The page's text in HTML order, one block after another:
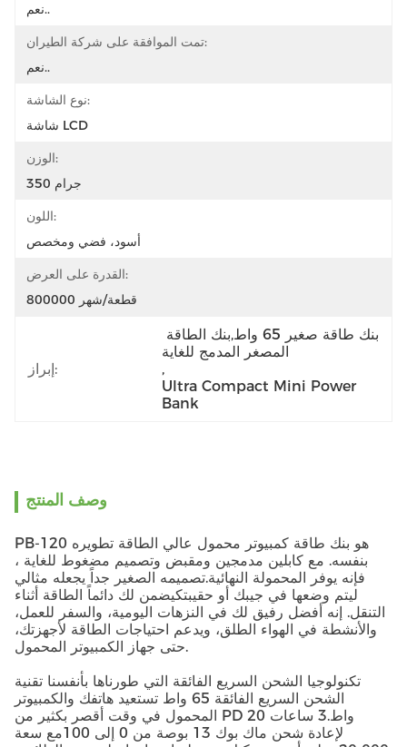
نعم..
تمت الموافقة على شركة الطيران:
نعم..
نوع الشاشة:
شاشة LCD
الوزن:
350 جرام
اللون:
أسود، فضي ومخصص
القدرة على العرض:
800000 قطعة/شهر
إبراز:
المصغر المدمج للغاية
,
Ultra Compact Mini Power
Bank
وصف المنتج
PB-120 هو بنك طاقة كمبيوتر محمول عالي الطاقة تطويره
بنفسه. مع كابلين مدمجين ومقبض وتصميم مضغوط للغاية ،
فإنه يوفر المحمولة النهائية.تصميمه الصغير جداً يجعله مثالي
ليتم وضعها في جيبك أو حقيبتكيضمن لك دائماً الطاقة أثناء
التنقل. إنه أفضل رفيق لك في النزهات اليومية، والسفر للعمل،
والأنشطة في الهواء الطلق، ويدعم احتياجات الطاقة لأجهزتك،
حتى جهاز الكمبيوتر المحمول.
تكنولوجيا الشحن السريع الفائقة التي طورناها بأنفسنا تقنية
الشحن السريع الفائقة 65 واط تستعيد هاتفك والكمبيوتر
المحمول في وقت أقصر بكثير من PD 20 واط.3 ساعات
لإعادة شحن ماك بوك 13 بوصة من 0 إلى 100مع سعة